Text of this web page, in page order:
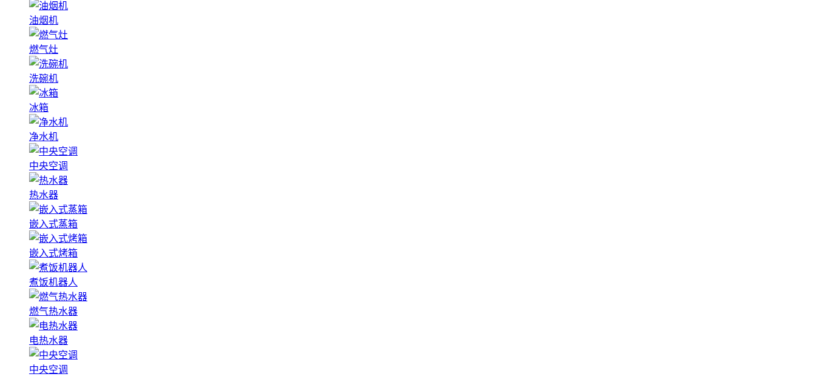
油烟机
燃气灶
洗碗机
冰箱
净水机
中央空调
热水器
嵌入式蒸箱
嵌入式烤箱
煮饭机器人
燃气热水器
电热水器
中央空调